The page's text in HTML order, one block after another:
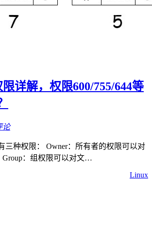
详解，权限600/755/644等
论
三种权限： Owner：所有者的权限可以对
Group：组权限可以对文…
Linux